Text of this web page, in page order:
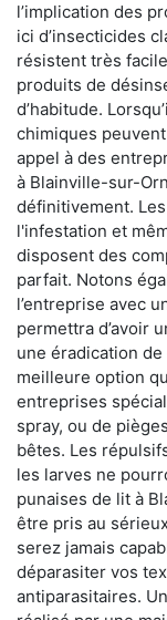
l’implication des
ici d’insecticides
résistent très
produits de
d’habitude.
chimiques
appel à des
à Blainville-sur-
définitivement.
l'infestation et
disposent des
parfait. Notons
l’entreprise avec
permettra d’avoir
une éradication
meilleure option
entreprises
spray, ou de
bêtes. Les
les larves ne
punaises de lit à
être pris au
serez jamais
déparasiter vos
antiparasitaires.